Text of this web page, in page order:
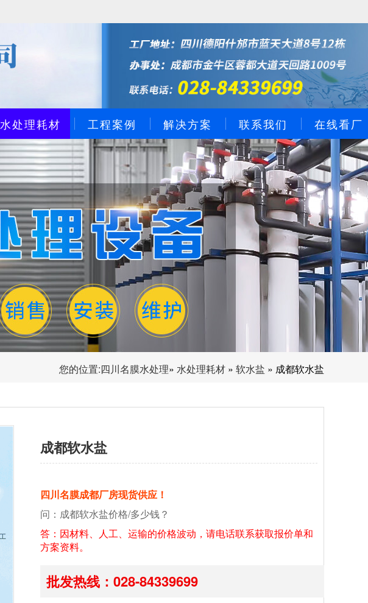
水处理耗材 工程案例 解决方案 联系我们 在线看厂
您的位置:四川名膜水处理» 水处理耗材 » 软水盐 » 成都软水盐
成都软水盐
四川名膜成都厂房现货供应！
问：成都软水盐价格/多少钱？
答：因材料、人工、运输的价格波动，请电话联系获取报价单和
方案资料。
批发热线：028-84339699